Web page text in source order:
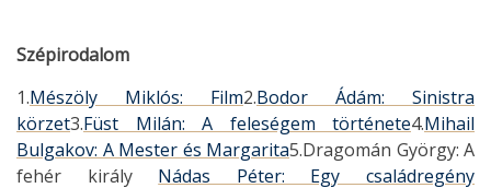
Szépirodalom
1.Mészöly Miklós: Film2.Bodor Ádám: Sinistra
körzet3.Füst Milán: A feleségem története4.Mihail
Bulgakov: A Mester és Margarita5.Dragomán György: A
fehér király Nádas Péter: Egy családregény